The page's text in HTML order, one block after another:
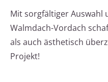
Mit sorgfältiger Auswahl
Walmdach-Vordach
als auch ästhetisch
Projekt!